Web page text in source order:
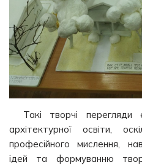
Такі творчі перегляди
архітектурної освіти,
професійного мислення,
ідей та формуванню